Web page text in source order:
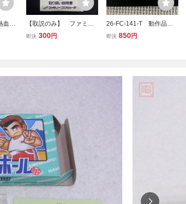
血高
【取説のみ】 ファミコ
ン 熱血高校ドッジボー
即決 300円
26-FC-141-T 動作品
ファミコン 熱血高校ド
即決 850円